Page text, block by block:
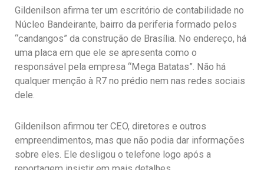
Gildenilson afirma ter um escritório de contabilidade no
Núcleo Bandeirante, bairro da periferia formado pelos
“candangos” da construção de Brasília. No endereço, há
uma placa em que ele se apresenta como o
responsável pela empresa “Mega Batatas”. Não há
qualquer menção à R7 no prédio nem nas redes sociais
dele.
Gildenilson afirmou ter CEO, diretores e outros
empreendimentos, mas que não podia dar informações
sobre eles. Ele desligou o telefone logo após a